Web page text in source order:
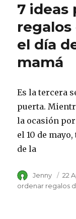
7 ideas
regalos
el día
mamá
Es la tercera
puerta.
la ocasión por
el 10 de
de la
Author
Jenny
on
22
ordenar regalos